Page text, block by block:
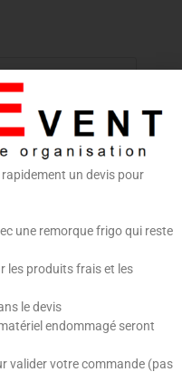
et mon site dans
commentaire.
un devis pour
une remorque frigo qui reste
les produits frais et les
le devis
endommagé seront
valider votre commande (pas